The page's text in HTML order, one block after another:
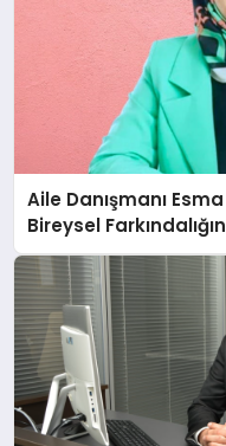
Aile Danışmanı
Bireysel
Anlatıyor